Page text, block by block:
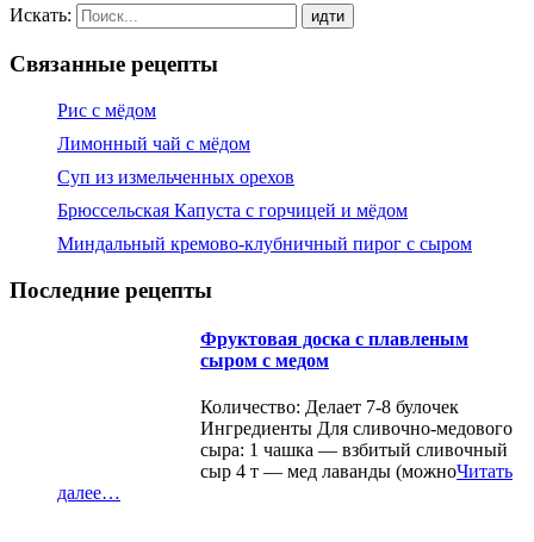
Искать:
Связанные рецепты
Рис с мёдом
Лимонный чай с мёдом
Суп из измельченных орехов
Брюссельская Капуста с горчицей и мёдом
Миндальный кремово-клубничный пирог с сыром
Последние рецепты
Фруктовая доска с плавленым
сыром с медом
Количество: Делает 7-8 булочек
Ингредиенты Для сливочно-медового
сыра: 1 чашка — взбитый сливочный
сыр 4 т — мед лаванды (можноЧитать
далее…